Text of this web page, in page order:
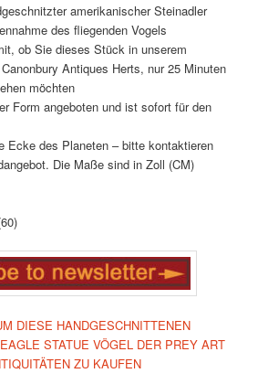
amerikanischer Steinadler
des fliegenden Vogels
ob Sie dieses Stück in unserem
Antiques Herts, nur 25 Minuten
möchten
Form angeboten und ist sofort für den
Ecke des Planeten – bitte kontaktieren
Die Maße sind in Zoll (CM)
DIESE HANDGESCHNITTENEN
STATUE VÖGEL DER PREY ART
ZU KAUFEN